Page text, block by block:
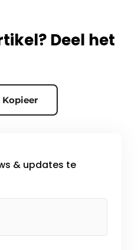
Deel het
Kopieer
& updates te